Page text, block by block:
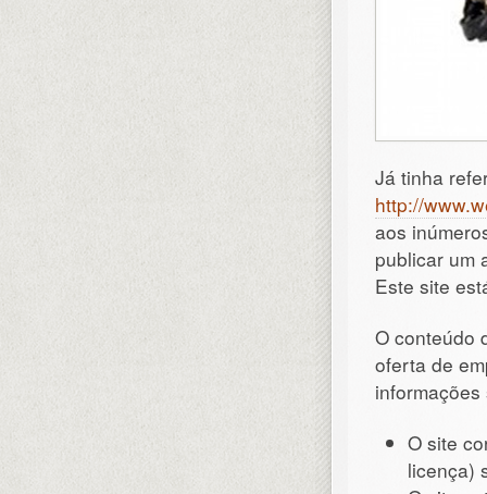
Já tinha
http://
aos
publicar um
Este site
O conteúdo
oferta de
O site
licença)